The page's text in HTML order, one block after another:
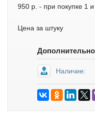
950 р. - при покупке 1
Цена за штуку
Наличие: